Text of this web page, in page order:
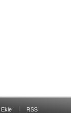
Ekle RSS